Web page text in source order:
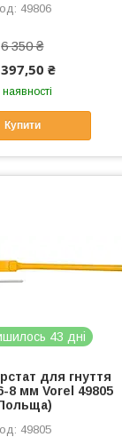
49806
6 350 ₴
₴
наявності
Купити
43 дні
для гнуття
8 мм Vorel 49805
49805